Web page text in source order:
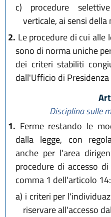
c) procedure
verticale, ai sensi
2. Le procedure di cui alle
sono di norma uniche
dei criteri stabiliti
dall'Ufficio di
Disciplina sulle
1. Ferme restando le
dalla legge, con
anche per l'area
procedure di accesso
comma 1 dell'articolo 14:
a) i criteri per
riservare all'accesso